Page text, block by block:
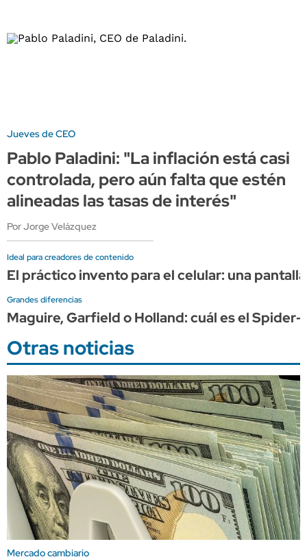
Jueves de CEO
Pablo Paladini: "La inflación está casi
controlada, pero aún falta que estén
alineadas las tasas de interés"
Por Jorge Velázquez
Ideal para creadores de contenido
El práctico invento para el celular: una
Grandes diferencias
Maguire, Garfield o Holland: cuál es el
Otras noticias
Mercado cambiario